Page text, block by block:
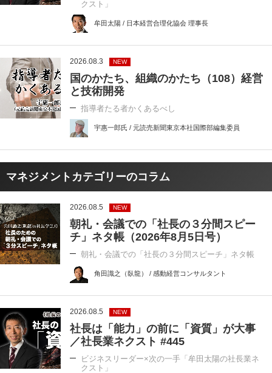
クスト」
牟田太陽 / 日本経営合理化協会 理事長
2026.08.3 NEW
国のかたち、組織のかたち（108）経営
と技術開発
指導者たる者かくあるべし
宇惠一郎氏 / 元読売新聞東京本社国際部編集委員
マネジメントカテゴリーのコラム
2026.08.5 NEW
朝礼・会議での「社長の３分間スピー
チ」ネタ帳（2026年8月5日号）
朝礼・会議での「社長の３分間スピーチ」ネタ帳
角田識之（臥龍） / 感動経営コンサルタント
2026.08.5 NEW
社長は「能力」の前に「資質」が大事
／社長業ネクスト #445
ビジネスリーダー×次の一手「牟田太陽の社長業ネ
クスト」